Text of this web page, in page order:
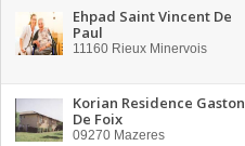
Ehpad Saint Vincent De
Paul
11160 Rieux Minervois
Korian Residence Gaston
De Foix
09270 Mazeres